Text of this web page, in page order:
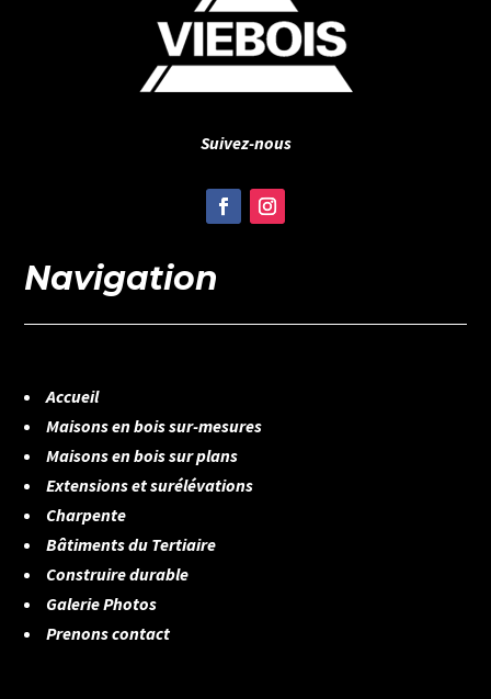
Suivez-nous
Navigation
Accueil
Maisons en bois sur-mesures
Maisons en bois sur plans
Extensions et surélévations
Charpente
Bâtiments du Tertiaire
Construire durable
Galerie Photos
Prenons contact